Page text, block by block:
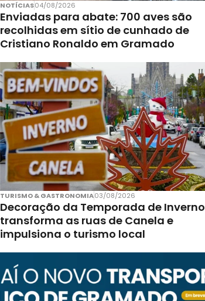
NOTÍCIAS04/08/2026
Enviadas para abate: 700 aves são
recolhidas em sítio de cunhado de
Cristiano Ronaldo em Gramado
TURISMO & GASTRONOMIA03/08/2026
Decoração da Temporada de Inverno
transforma as ruas de Canela e
impulsiona o turismo local